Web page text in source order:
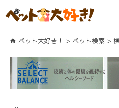
ペット大好き！ ペット検索